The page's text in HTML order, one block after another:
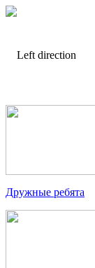
Дружные ребята